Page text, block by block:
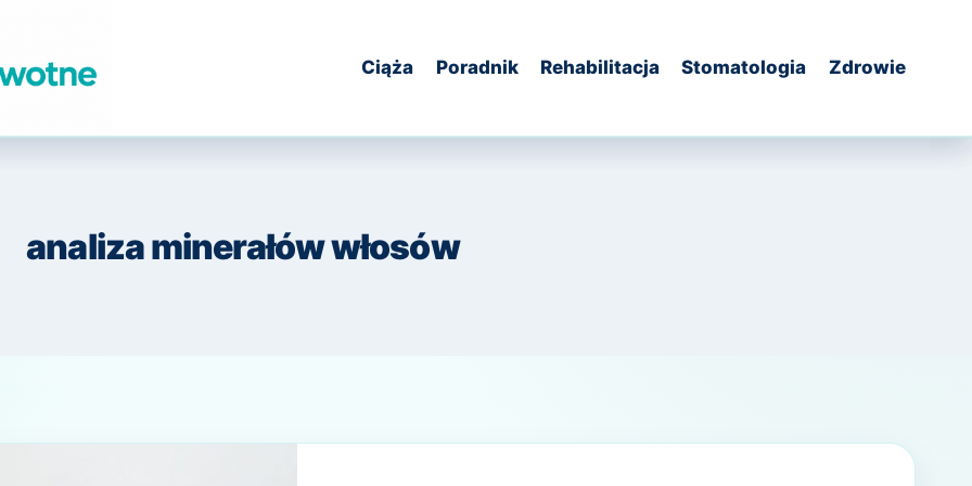
Ciąża Poradnik Rehabilitacja Stomatologia Zdrowie
analiza minerałów włosów